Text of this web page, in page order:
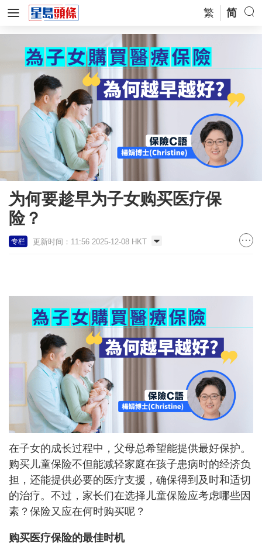
繁 简
为何要趁早为子女购买医疗保
险？
专栏 更新时间：11:56 2025-12-08 HKT
在子女的成长过程中，父母总希望能提供最好保护。
购买儿童保险不但能减轻家庭在孩子患病时的经济负
担，还能提供必要的医疗支援，确保得到及时和适切
的治疗。不过，家长们在选择儿童保险应考虑哪些因
素？保险又应在何时购买呢？
购买医疗保险的最佳时机